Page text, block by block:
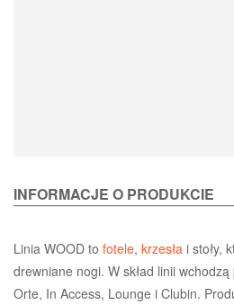
INFORMACJE O PRODUKCIE
Linia WOOD to fotele, krzesła i stoły,
drewniane nogi. W skład linii
Orte, In Access, Lounge i Clubin.